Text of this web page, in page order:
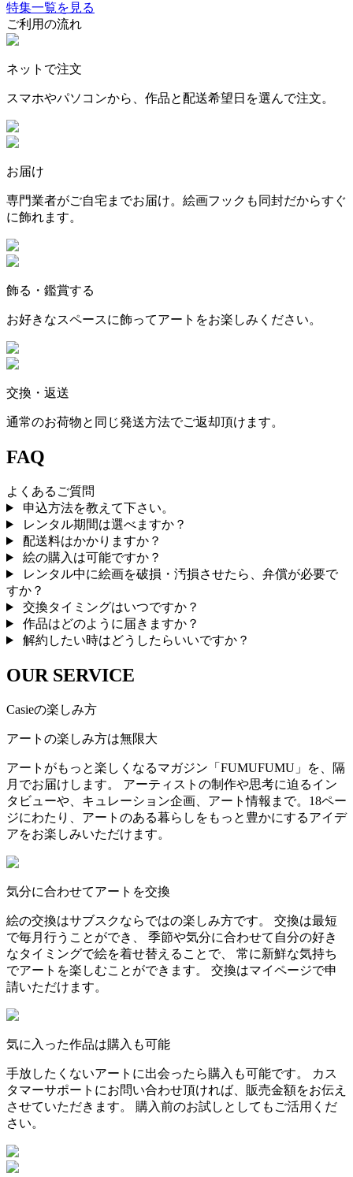
特集一覧を見る
ご利用の流れ
ネットで注文
スマホやパソコンから、作品と配送希望日を選んで注文。
お届け
専門業者がご自宅までお届け。絵画フックも同封だからすぐ
に飾れます。
飾る・鑑賞する
お好きなスペースに飾ってアートをお楽しみください。
交換・返送
通常のお荷物と同じ発送方法でご返却頂けます。
FAQ
よくあるご質問
申込方法を教えて下さい。
レンタル期間は選べますか？
配送料はかかりますか？
絵の購入は可能ですか？
レンタル中に絵画を破損・汚損させたら、弁償が必要で
すか？
交換タイミングはいつですか？
作品はどのように届きますか？
解約したい時はどうしたらいいですか？
OUR SERVICE
Casieの楽しみ方
アートの楽しみ方は無限大
アートがもっと楽しくなるマガジン「FUMUFUMU」を、隔
月でお届けします。 アーティストの制作や思考に迫るイン
タビューや、キュレーション企画、アート情報まで。18ペー
ジにわたり、アートのある暮らしをもっと豊かにするアイデ
アをお楽しみいただけます。
気分に合わせてアートを交換
絵の交換はサブスクならではの楽しみ方です。 交換は最短
で毎月行うことができ、 季節や気分に合わせて自分の好き
なタイミングで絵を着せ替えることで、 常に新鮮な気持ち
でアートを楽しむことができます。 交換はマイページで申
請いただけます。
気に入った作品は購入も可能
手放したくないアートに出会ったら購入も可能です。 カス
タマーサポートにお問い合わせ頂ければ、販売金額をお伝え
させていただきます。 購入前のお試しとしてもご活用くだ
さい。